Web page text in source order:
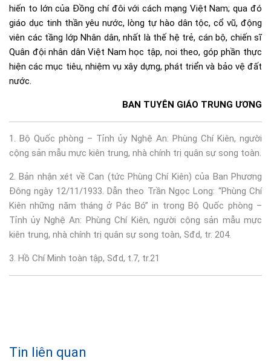
hiến to lớn của Đồng chí đôi với cách mạng Việt Nam; qua đó
giáo dục tinh thần yêu nước, lòng tự hào dân tộc, cổ vũ, động
viên các tầng lớp Nhân dân, nhất là thế hệ trẻ, cán bộ, chiến sĩ
Quân đội nhân dân Việt Nam học tập, noi theo, góp phần thực
hiện các mục tiêu, nhiệm vụ xây dựng, phát triển và bảo vệ đất
nước.
BAN TUYÊN GIÁO TRUNG ƯƠNG
1. Bộ Quốc phòng – Tỉnh ủy Nghệ An: Phùng Chí Kiên, người
cộng sản mẫu mực kiên trung, nhà chính trị quân sự song toàn.
2. Bản nhận xét về Can (tức Phùng Chí Kiên) của Ban Phương
Đông ngày 12/11/1933. Dẫn theo Trần Ngọc Long: “Phùng Chí
Kiên những năm tháng ở Pác Bó” in trong Bộ Quốc phòng –
Tỉnh ủy Nghệ An: Phùng Chí Kiên, người cộng sản mẫu mực
kiên trung, nhà chính trị quân sự song toàn, Sđd, tr. 204.
3. Hồ Chí Minh toàn tập, Sđd, t.7, tr.21
Tin liên quan